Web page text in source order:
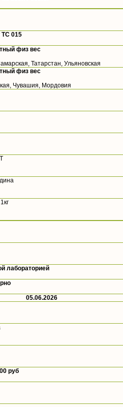
015
физ вес
Татарстан, Ульяновская
физ вес
Чувашия, Мордовия
лабораторией
05.06.2026
руб